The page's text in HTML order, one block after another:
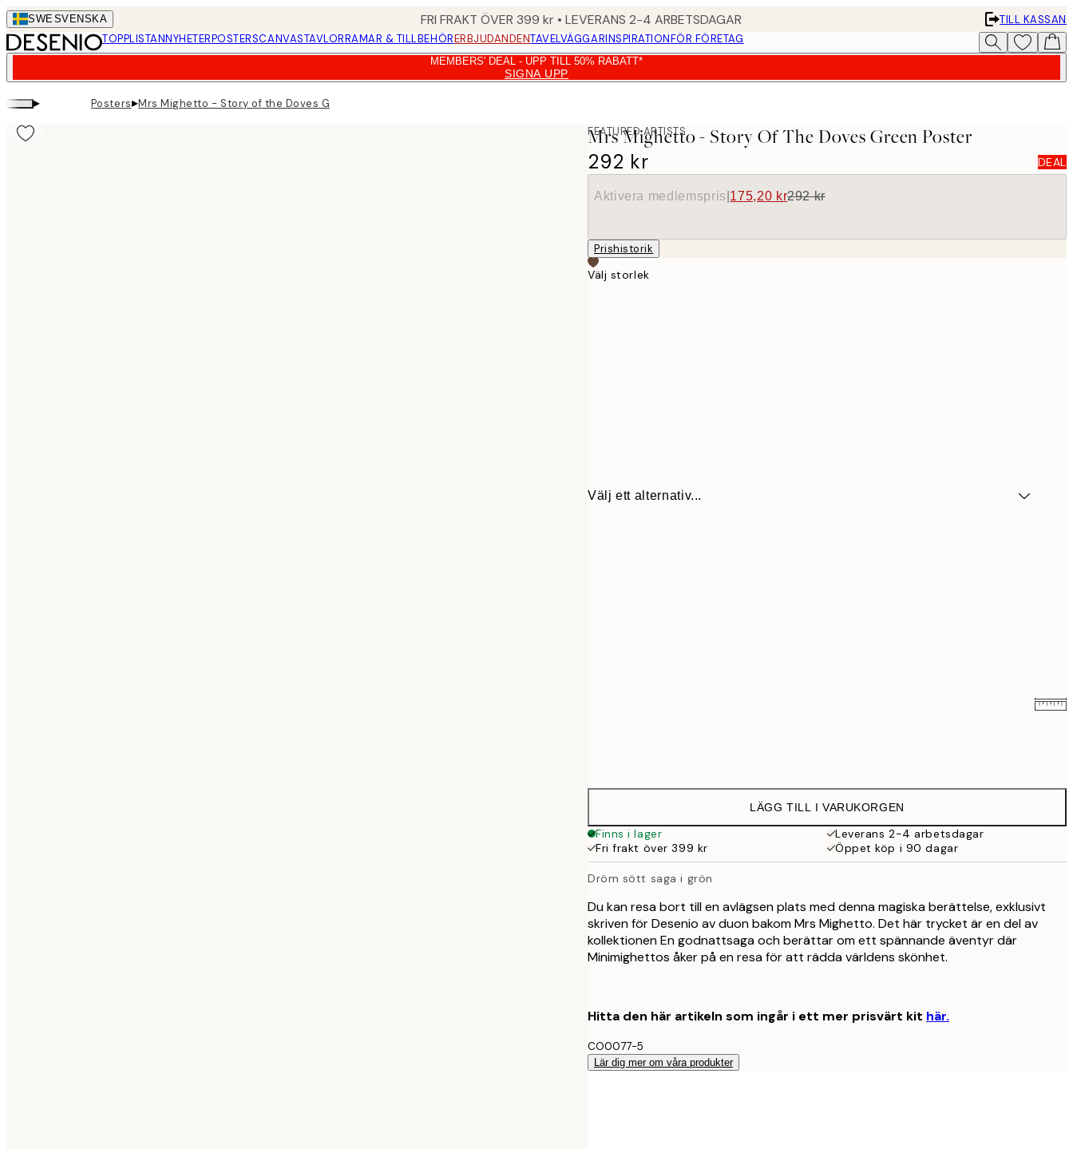
Skip
to
main
SWESVENSKA FRI FRAKT ÖVER 399 kr • LEVERANS 2-4 ARBETSDAGAR
TILL KASSAN
TOPPLISTANNYHETERPOSTERSCANVASTAVLORRAMAR & TILLBEHÖRERBJUDANDENTAVELVÄGGARINSPIRATIONFÖR FÖRETAG
MEMBERS' DEAL - UPP TILL 50% RABATT*
SIGNA UPP
▸ Posters▸Mrs Mighetto - Story of the Doves Green Poster
FEATURED ARTISTS
Mrs Mighetto - Story Of The Doves Green Poster
292 kr
DEAL
Aktivera medlemspris 175,20 kr292 kr
Prishistorik
Välj storlek
Välj ett alternativ...
LÄGG TILL I VARUKORGEN
Finns i lager
Leverans 2-4 arbetsdagar
Fri frakt över 399 kr
Öppet köp i 90 dagar
Dröm sött saga i grön
Du kan resa bort till en avlägsen plats med denna magiska berättelse, exklusivt
skriven för Desenio av duon bakom Mrs Mighetto. Det här trycket är en del av
kollektionen En godnattsaga och berättar om ett spännande äventyr där
Minimighettos åker på en resa för att rädda världens skönhet.
Hitta den här artikeln som ingår i ett mer prisvärt kit här.
CO0077-5
Lär dig mer om våra produkter